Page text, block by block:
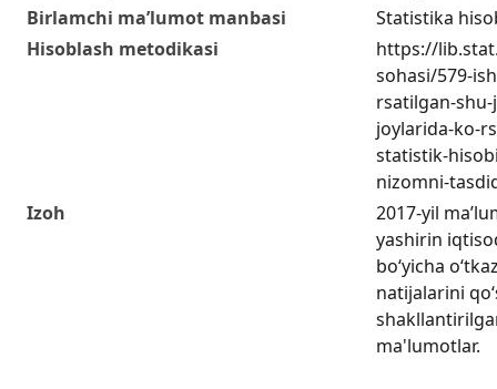
Birlamchi ma’lumot manbasi
Statistika
Hisoblash metodikasi
https://
sohasi/579-
rsatilgan-
joylarida-ko-
statistik-
nizomni-
Izoh
2017-yil
yashirin
boʻyicha
natijalarini
ma'lumotlar.